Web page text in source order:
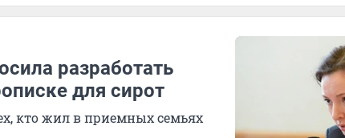
разработать
для сирот
кто жил в приемных семьях